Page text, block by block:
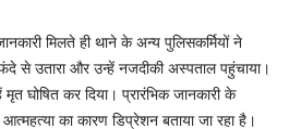
मिलते ही थाने के अन्य पुलिसकर्मियों ने
से उतारा और उन्हें नजदीकी अस्पताल पहुंचाया।
घोषित कर दिया। प्रारंभिक जानकारी के
का कारण डिप्रेशन बताया जा रहा है।